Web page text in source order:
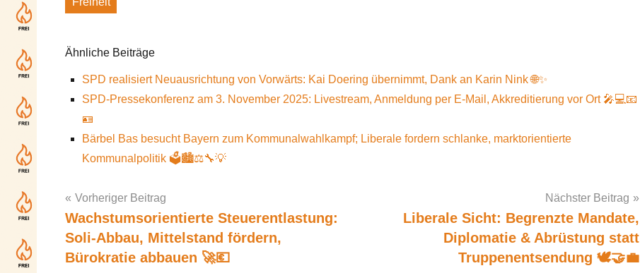
Schlagworte
Ähnliche Beiträge
SPD realisiert Neuausrichtung von Vorwärts: Kai Doering übernimmt, Dank an Karin Nink 🌐✨
SPD-Pressekonferenz am 3. November 2025: Livestream, Anmeldung per E-Mail, Akkreditierung vor Ort 🎤💻📧
🪪
Bärbel Bas besucht Bayern zum Kommunalwahlkampf; Liberale fordern schlanke, marktorientierte
Kommunalpolitik 🗳️🏙️⚖️🔧💡
Post
navigation
Vorheriger Beitrag
Wachstumsorientierte Steuerentlastung:
Soli-Abbau, Mittelstand fördern,
Bürokratie abbauen 🚀💶
Nächster Beitrag
Liberale Sicht: Begrenzte Mandate,
Diplomatie & Abrüstung statt
Truppenentsendung 🕊️🤝💼